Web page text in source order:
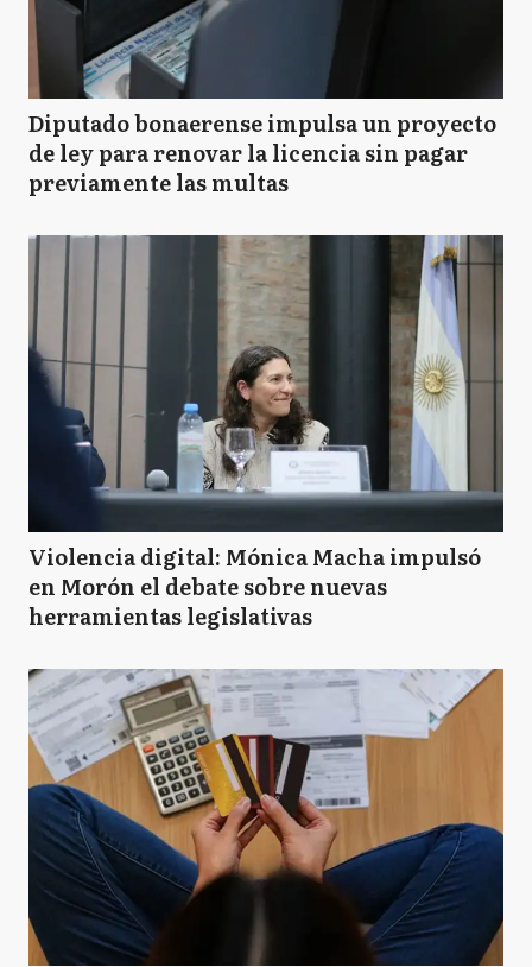
Diputado bonaerense impulsa un proyecto
de ley para renovar la licencia sin pagar
previamente las multas
Violencia digital: Mónica Macha impulsó
en Morón el debate sobre nuevas
herramientas legislativas